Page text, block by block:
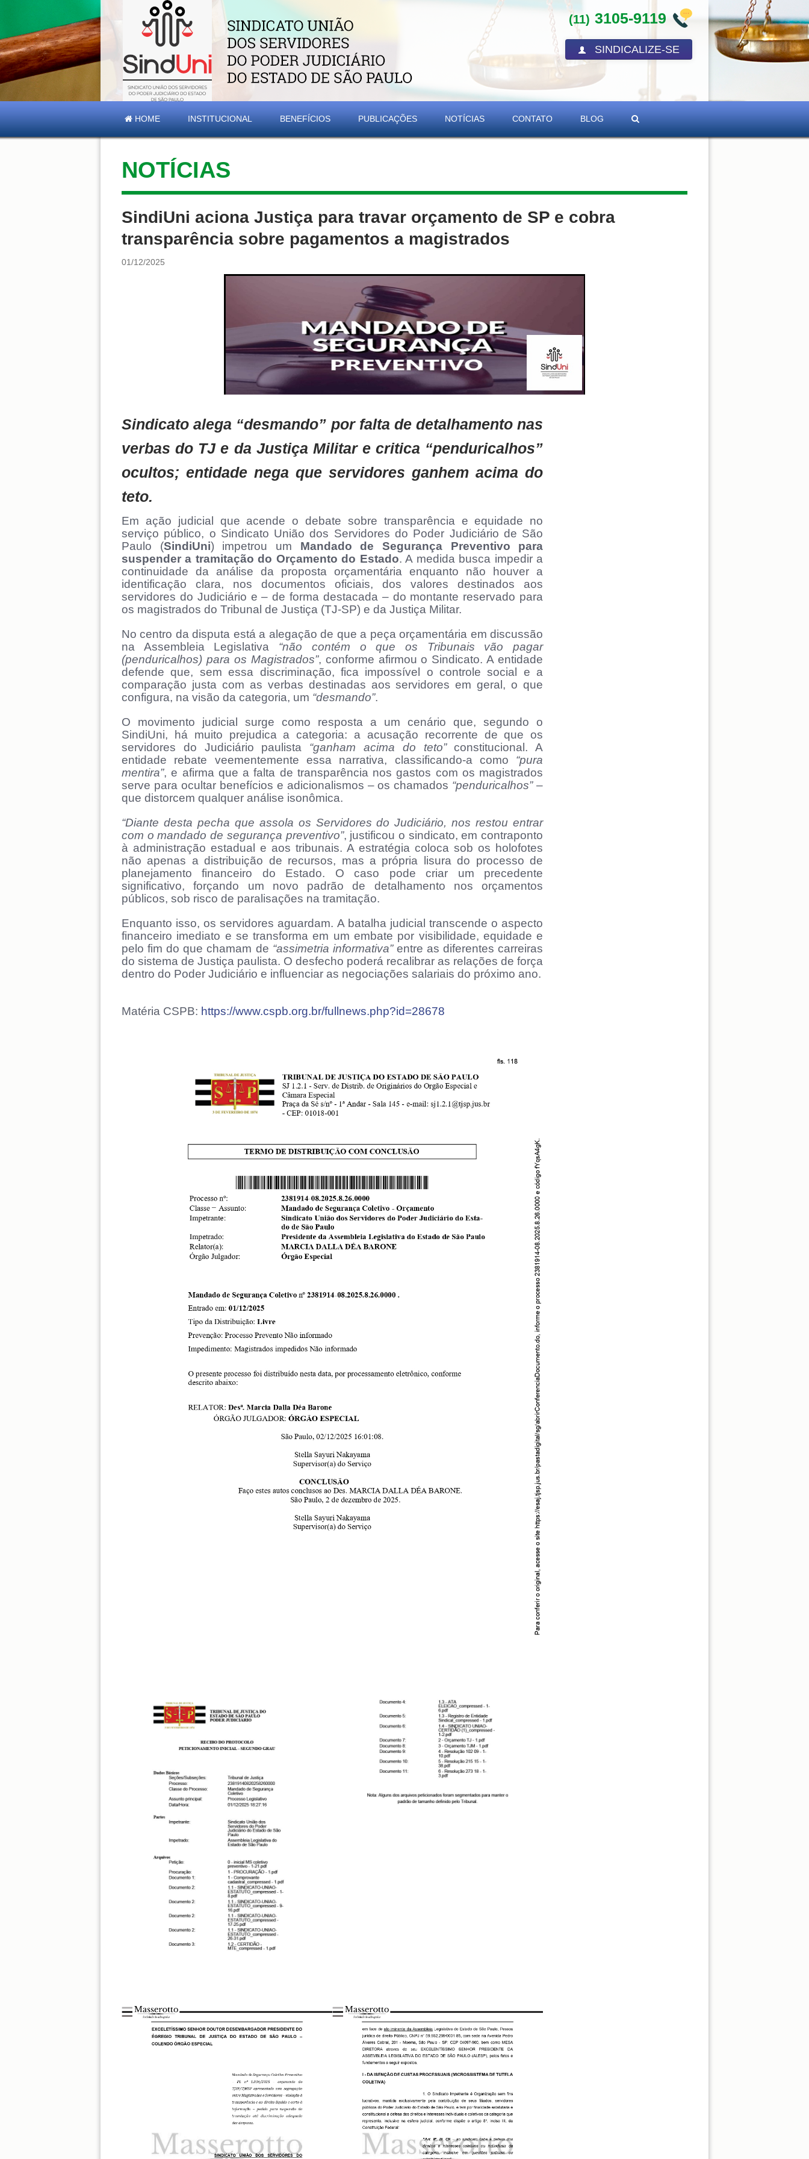
(11) 3105-9119
SINDICALIZE-SE
HOME INSTITUCIONAL BENEFÍCIOS PUBLICAÇÕES NOTÍCIAS CONTATO BLOG
NOTÍCIAS
SindiUni aciona Justiça para travar orçamento de SP e cobra
transparência sobre pagamentos a magistrados
01/12/2025
Sindicato alega “desmando” por falta de detalhamento nas
verbas do TJ e da Justiça Militar e critica “penduricalhos”
ocultos; entidade nega que servidores ganhem acima do
teto.
Em ação judicial que acende o debate sobre transparência e equidade no
serviço público, o Sindicato União dos Servidores do Poder Judiciário de São
Paulo (SindiUni) impetrou um Mandado de Segurança Preventivo para
suspender a tramitação do Orçamento do Estado. A medida busca impedir a
continuidade da análise da proposta orçamentária enquanto não houver a
identificação clara, nos documentos oficiais, dos valores destinados aos
servidores do Judiciário e – de forma destacada – do montante reservado para
os magistrados do Tribunal de Justiça (TJ-SP) e da Justiça Militar.
No centro da disputa está a alegação de que a peça orçamentária em discussão
na Assembleia Legislativa “não contém o que os Tribunais vão pagar
(penduricalhos) para os Magistrados”, conforme afirmou o Sindicato. A entidade
defende que, sem essa discriminação, fica impossível o controle social e a
comparação justa com as verbas destinadas aos servidores em geral, o que
configura, na visão da categoria, um “desmando”.
O movimento judicial surge como resposta a um cenário que, segundo o
SindiUni, há muito prejudica a categoria: a acusação recorrente de que os
servidores do Judiciário paulista “ganham acima do teto”constitucional. A
entidade rebate veementemente essa narrativa, classificando-a como “pura
mentira”, e afirma que a falta de transparência nos gastos com os magistrados
serve para ocultar benefícios e adicionalismos – os chamados “penduricalhos”–
que distorcem qualquer análise isonômica.
“Diante desta pecha que assola os Servidores do Judiciário, nos restou entrar
com o mandado de segurança preventivo”, justificou o sindicato, em contraponto
à administração estadual e aos tribunais. A estratégia coloca sob os holofotes
não apenas a distribuição de recursos, mas a própria lisura do processo de
planejamento financeiro do Estado. O caso pode criar um precedente
significativo, forçando um novo padrão de detalhamento nos orçamentos
públicos, sob risco de paralisações na tramitação.
Enquanto isso, os servidores aguardam. A batalha judicial transcende o aspecto
financeiro imediato e se transforma em um embate por visibilidade, equidade e
pelo fim do que chamam de “assimetria informativa”entre as diferentes carreiras
do sistema de Justiça paulista. O desfecho poderá recalibrar as relações de força
dentro do Poder Judiciário e influenciar as negociações salariais do próximo ano.
Matéria CSPB: https://www.cspb.org.br/fullnews.php?id=28678